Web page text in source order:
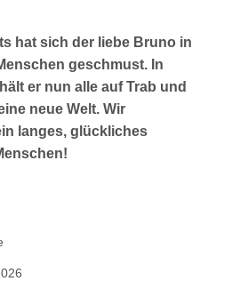
hat sich der liebe Bruno in
geschmust. In
er nun alle auf Trab und
neue Welt. Wir
langes, glückliches